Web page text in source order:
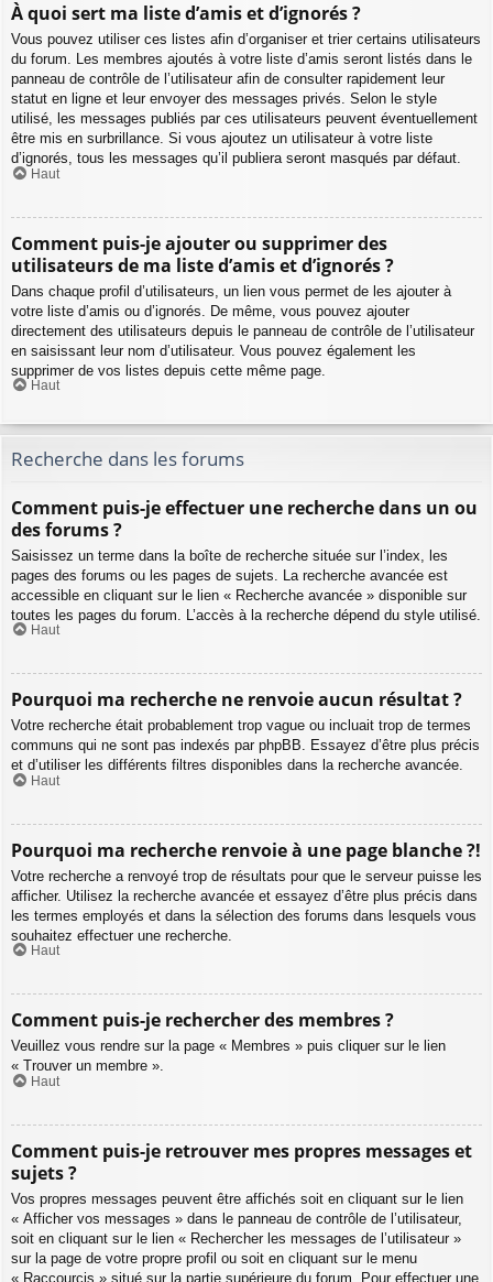
À quoi sert ma liste d’amis et d’ignorés ?
Vous pouvez utiliser ces listes afin d’organiser et trier certains utilisateurs
du forum. Les membres ajoutés à votre liste d’amis seront listés dans le
panneau de contrôle de l’utilisateur afin de consulter rapidement leur
statut en ligne et leur envoyer des messages privés. Selon le style
utilisé, les messages publiés par ces utilisateurs peuvent éventuellement
être mis en surbrillance. Si vous ajoutez un utilisateur à votre liste
d’ignorés, tous les messages qu’il publiera seront masqués par défaut.
Haut
Comment puis-je ajouter ou supprimer des
utilisateurs de ma liste d’amis et d’ignorés ?
Dans chaque profil d’utilisateurs, un lien vous permet de les ajouter à
votre liste d’amis ou d’ignorés. De même, vous pouvez ajouter
directement des utilisateurs depuis le panneau de contrôle de l’utilisateur
en saisissant leur nom d’utilisateur. Vous pouvez également les
supprimer de vos listes depuis cette même page.
Haut
Recherche dans les forums
Comment puis-je effectuer une recherche dans un ou
des forums ?
Saisissez un terme dans la boîte de recherche située sur l’index, les
pages des forums ou les pages de sujets. La recherche avancée est
accessible en cliquant sur le lien « Recherche avancée » disponible sur
toutes les pages du forum. L’accès à la recherche dépend du style utilisé.
Haut
Pourquoi ma recherche ne renvoie aucun résultat ?
Votre recherche était probablement trop vague ou incluait trop de termes
communs qui ne sont pas indexés par phpBB. Essayez d’être plus précis
et d’utiliser les différents filtres disponibles dans la recherche avancée.
Haut
Pourquoi ma recherche renvoie à une page blanche ?!
Votre recherche a renvoyé trop de résultats pour que le serveur puisse les
afficher. Utilisez la recherche avancée et essayez d’être plus précis dans
les termes employés et dans la sélection des forums dans lesquels vous
souhaitez effectuer une recherche.
Haut
Comment puis-je rechercher des membres ?
Veuillez vous rendre sur la page « Membres » puis cliquer sur le lien
« Trouver un membre ».
Haut
Comment puis-je retrouver mes propres messages et
sujets ?
Vos propres messages peuvent être affichés soit en cliquant sur le lien
« Afficher vos messages » dans le panneau de contrôle de l’utilisateur,
soit en cliquant sur le lien « Rechercher les messages de l’utilisateur »
sur la page de votre propre profil ou soit en cliquant sur le menu
« Raccourcis » situé sur la partie supérieure du forum. Pour effectuer une